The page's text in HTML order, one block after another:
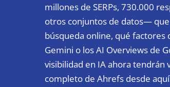
millones de SERPs, 730.000
otros conjuntos de datos—
búsqueda online, qué factores
Gemini o los AI Overviews de
visibilidad en IA ahora tendrán
completo de Ahrefs desde aquí